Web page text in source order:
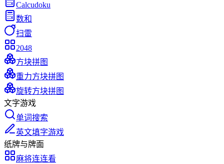
Calcudoku
数和
扫雷
2048
方块拼图
重力方块拼图
旋转方块拼图
文字游戏
单词搜索
英文填字游戏
纸牌与牌面
麻将连连看